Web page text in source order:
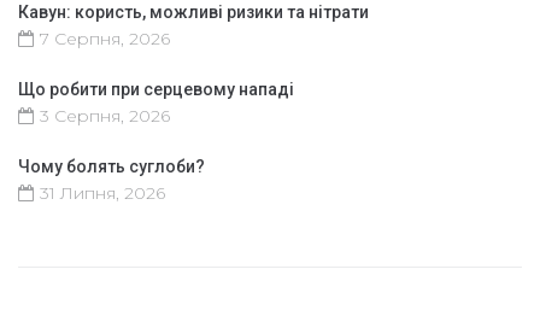
Кавун: користь, можливі ризики та нітрати
7 Серпня, 2026
Що робити при серцевому нападі
3 Серпня, 2026
Чому болять суглоби?
31 Липня, 2026